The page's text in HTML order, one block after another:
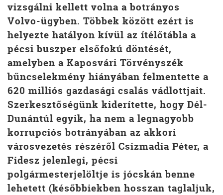
vizsgálni kellett volna a botrányos
Volvo-ügyben. Többek között ezért is
helyezte hatályon kívül az ítélőtábla a
pécsi buszper elsőfokú döntését,
amelyben a Kaposvári Törvényszék
bűncselekmény hiányában felmentette a
620 milliós gazdasági csalás vádlottjait.
Szerkesztőségünk kiderítette, hogy Dél-
Dunántúl egyik, ha nem a legnagyobb
korrupciós botrányában az akkori
városvezetés részéről Csizmadia Péter, a
Fidesz jelenlegi, pécsi
polgármesterjelöltje is jócskán benne
lehetett (későbbiekben hosszan taglaljuk,